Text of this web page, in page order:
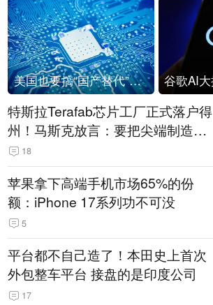
美国也要搞“国产替代”？先算清三笔账
特斯拉Terafab芯片工厂正式落户得
州！马斯克放言：要把尖端制造带
回美国
18
苹果拿下高端手机市场65%的份
额：iPhone 17系列功不可没
5
平台都不自己造了！本田史上首次
外包整车平台 接盘的是印度公司
17